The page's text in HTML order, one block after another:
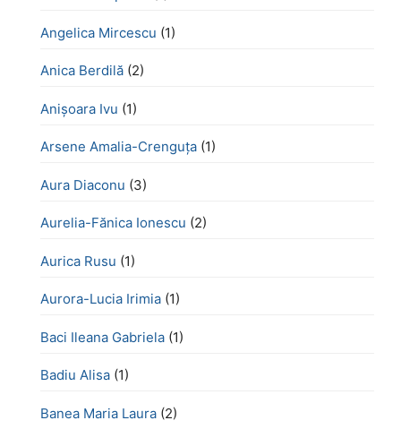
Angelica Mircescu (1)
Anica Berdilă (2)
Anișoara Ivu (1)
Arsene Amalia-Crenguța (1)
Aura Diaconu (3)
Aurelia-Fănica Ionescu (2)
Aurica Rusu (1)
Aurora-Lucia Irimia (1)
Baci Ileana Gabriela (1)
Badiu Alisa (1)
Banea Maria Laura (2)